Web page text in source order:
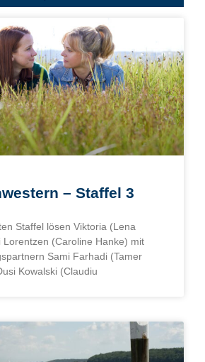
– Staffel 3
Staffel lösen Viktoria (Lena
Lorentzen (Caroline Hanke) mit
Sami Farhadi (Tamer
Kowalski (Claudiu